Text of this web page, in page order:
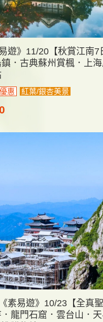
遊》11/20【秋賞江南7
．古典蘇州賞楓．上海
惠 紅葉/銀杏美景
素易遊》10/23【全真
．龍門石窟．雲台山．